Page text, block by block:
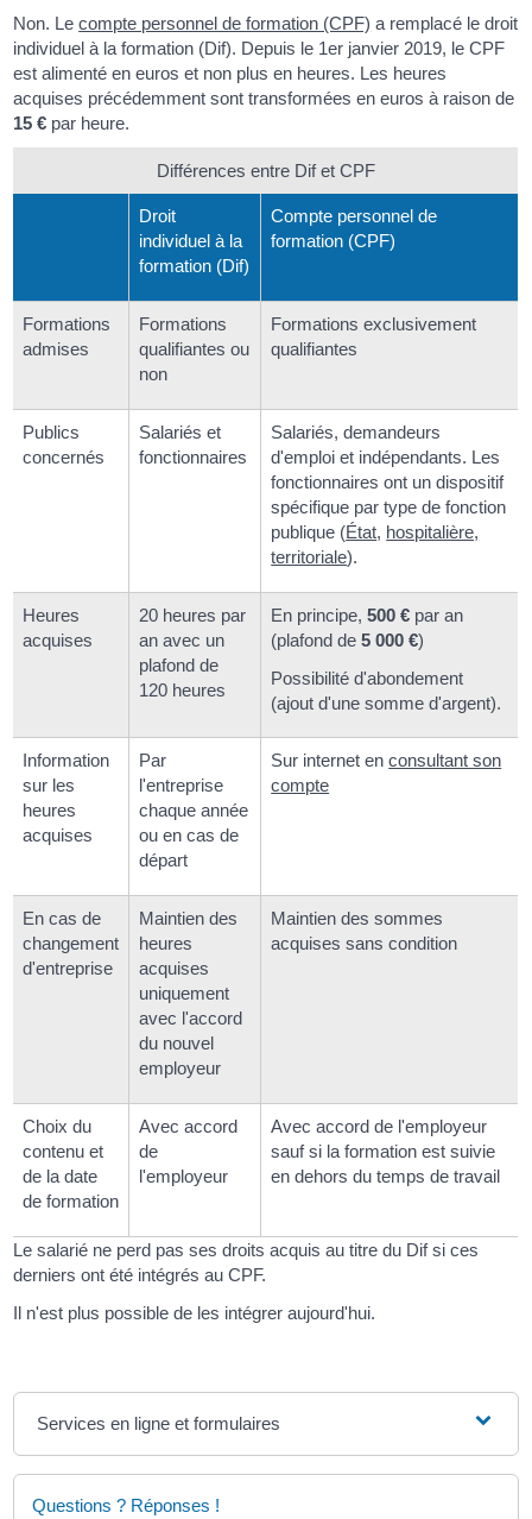
Non. Lecompte personnel de formation (CPF) a remplacé le droit
individuel à la formation (Dif). Depuis le 1er janvier 2019, le CPF
est alimenté en euros et non plus en heures. Les heures
acquises précédemment sont transformées en euros à raison de
15 € par heure.
Différences entre Dif et CPF
Droit
individuel à la
formation (Dif)
Compte personnel de
formation (CPF)
Formations
admises
Formations
qualifiantes ou
non
Formations exclusivement
qualifiantes
Publics
concernés
Salariés et
fonctionnaires
Salariés, demandeurs
d'emploi et indépendants. Les
fonctionnaires ont un dispositif
spécifique par type de fonction
publique (État, hospitalière,
territoriale).
Heures
acquises
20 heures par
an avec un
plafond de
120 heures
En principe,500 € par an
(plafond de5 000 €)
Possibilité d'abondement
(ajout d'une somme d'argent).
Information
sur les
heures
acquises
Par
l'entreprise
chaque année
ou en cas de
départ
Sur internet enconsultant son
compte
En cas de
changement
d'entreprise
Maintien des
heures
acquises
uniquement
avec l'accord
du nouvel
employeur
Maintien des sommes
acquises sans condition
Choix du
contenu et
de la date
de formation
Avec accord
de
l'employeur
Avec accord de l'employeur
sauf si la formation est suivie
en dehors du temps de travail
Le salarié ne perd pas ses droits acquis au titre du Dif si ces
derniers ont été intégrés au CPF.
Il n'est plus possible de les intégrer aujourd'hui.
Services en ligne et formulaires
Questions ? Réponses !